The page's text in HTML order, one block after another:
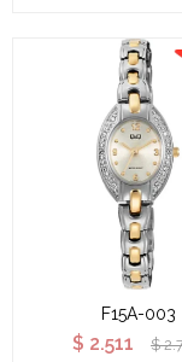
F15A-003
$ 2.511 $